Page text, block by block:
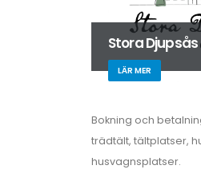
Stora Djupsås
LÄR MER
Bokning och
trädtält, tältplatser,
husvagnsplatser.